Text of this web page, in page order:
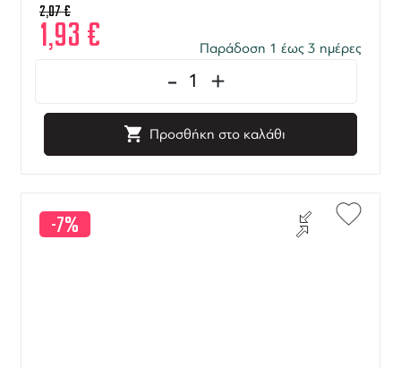
2,07€
1,93 € Παράδοση 1 έως 3 ημέρες
- +
Προσθήκη στο καλάθι
-7%